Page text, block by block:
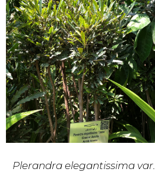
Plerandra elegantissima var.